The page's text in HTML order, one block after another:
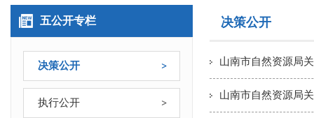
五公开专栏
决策公开
执行公开
决策公开
山南市自然资源局
山南市自然资源局